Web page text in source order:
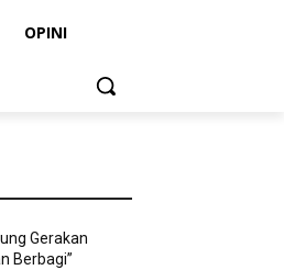
OPINI
Gerakan
Berbagi”